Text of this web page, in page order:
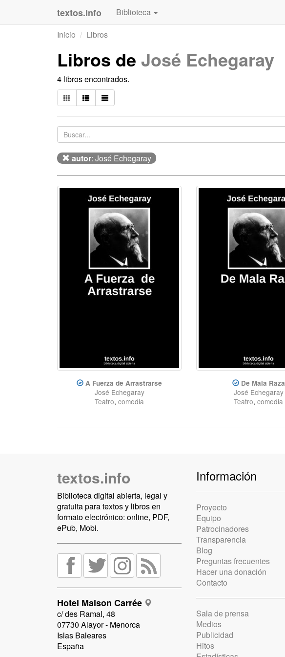
textos.info Biblioteca
Inicio
Libros
Libros de José Echegaray
4 libros encontrados.
autor: José Echegaray
A Fuerza de Arrastrarse
José Echegaray
Teatro, comedia
De Mala Raza
José Echegaray
Teatro, comedia
textos.info
Biblioteca digital abierta, legal y
gratuita para textos y libros en
formato electrónico: online, PDF,
ePub, Mobi.
Hotel Maison Carrée
c/ des Ramal, 48
07730 Alayor - Menorca
Islas Baleares
España
Información
Proyecto
Equipo
Patrocinadores
Transparencia
Blog
Preguntas frecuentes
Hacer una donación
Contacto
Sala de prensa
Medios
Publicidad
Hitos